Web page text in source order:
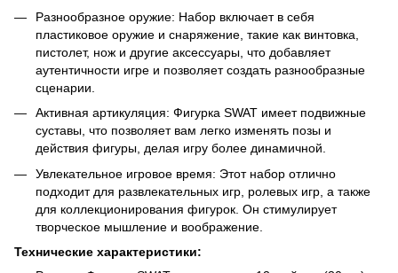
Разнообразное оружие: Набор включает в себя
пластиковое оружие и снаряжение, такие как винтовка,
пистолет, нож и другие аксессуары, что добавляет
аутентичности игре и позволяет создать разнообразные
сценарии.
Активная артикуляция: Фигурка SWAT имеет подвижные
суставы, что позволяет вам легко изменять позы и
действия фигуры, делая игру более динамичной.
Увлекательное игровое время: Этот набор отлично
подходит для развлекательных игр, ролевых игр, а также
для коллекционирования фигурок. Он стимулирует
творческое мышление и воображение.
Технические характеристики: